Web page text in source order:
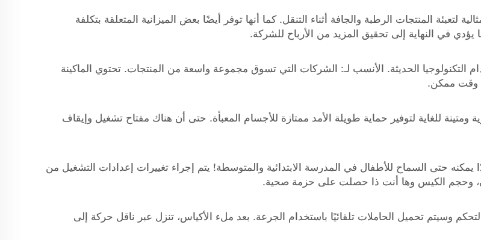
لتعبئة المنتجات الرطبة والجافة أثناء التنقل. كما أنها توفر أيضًا بعض الميزانية المتعلقة بتكلفة
في النهاية إلى تحقيق المزيد من الأرباح للشركة.
التكنولوجيا الحديثة. الأنسب لـ: الشركات التي تسوق مجموعة واسعة من المنتجات. تحتوي الماكينة
وقت ممكن.
للغاية لتوفير حماية طويلة الأمد ممتازة للأجسام المعبأة. حتى أن هناك مفتاح تشغيل وإيقاف
حتى السماح للأطفال في المدرسة الابتدائية والمتوسطة! يتم إجراء تغييرات إعدادات التشغيل من
وحجم الكيس وها أنت ذا حصلت على حزمة صحية.
وسيتم تحميل الحاملات تلقائيًا باستخدام الجرعة. بعد ملء الأكياس، تنزل عبر ناقل حركة إلى